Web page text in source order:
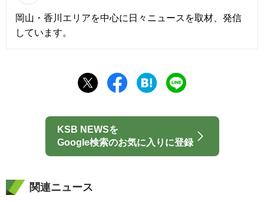
岡山・香川エリアを中心に日々ニュースを取材、発信
しています。
KSB NEWSを
Google検索のお気に入りに登録
関連ニュース